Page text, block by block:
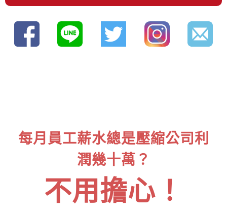
每月員工薪水總是壓縮公司利
潤幾十萬？
不用擔心！